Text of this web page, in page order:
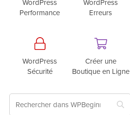
Performance
Erreurs
WordPress
Sécurité
Créer une
Boutique en Ligne